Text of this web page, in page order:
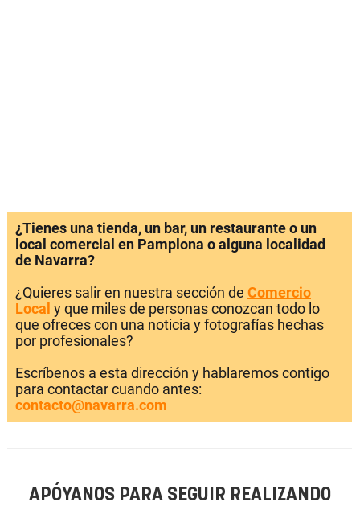
¿Tienes una tienda, un bar, un restaurante o un
local comercial en Pamplona o alguna localidad
de Navarra?
¿Quieres salir en nuestra sección de Comercio
Local y que miles de personas conozcan todo lo
que ofreces con una noticia y fotografías hechas
por profesionales?
Escríbenos a esta dirección y hablaremos contigo
para contactar cuando antes:
contacto@navarra.com
APÓYANOS PARA SEGUIR REALIZANDO